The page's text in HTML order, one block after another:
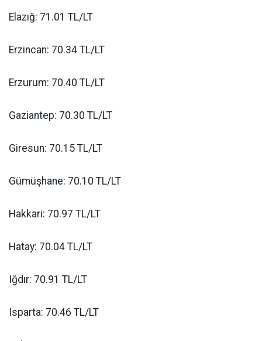
Elazığ: 71.01 TL/LT
Erzincan: 70.34 TL/LT
Erzurum: 70.40 TL/LT
Gaziantep: 70.30 TL/LT
Giresun: 70.15 TL/LT
Gümüşhane: 70.10 TL/LT
Hakkari: 70.97 TL/LT
Hatay: 70.04 TL/LT
Iğdır: 70.91 TL/LT
Isparta: 70.46 TL/LT